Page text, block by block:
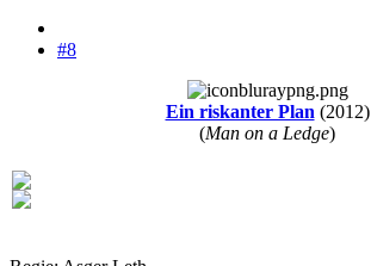
#8
Ein riskanter Plan (2012)
(Man on a Ledge)